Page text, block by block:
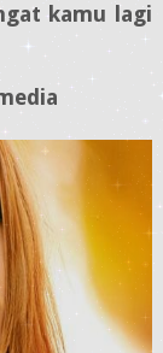
kamu lagi